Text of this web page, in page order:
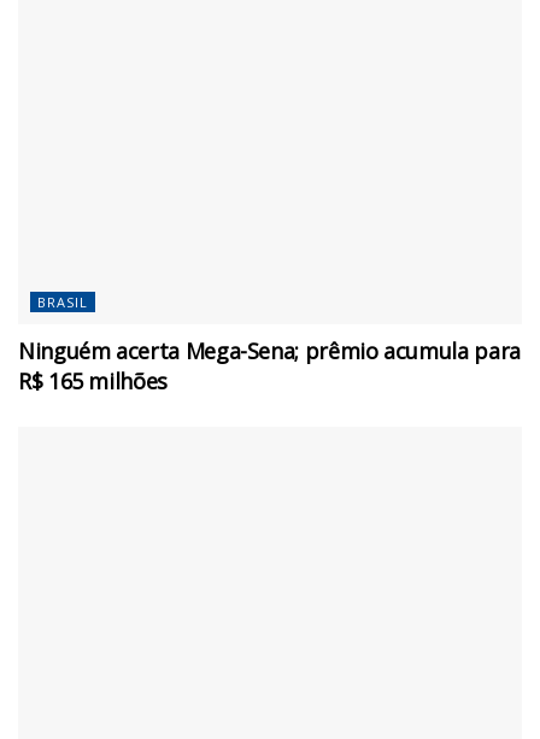
BRASIL
Ninguém acerta Mega-Sena; prêmio acumula para
R$ 165 milhões